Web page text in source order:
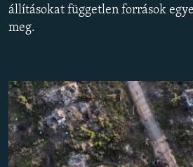
A PÉNZ NYOMÁBAN
KLÍMAVÁLTOZÁS
A MÚLT TANULSÁGAI
KÖVESSEN MINKET!
állításokat független források
meg.